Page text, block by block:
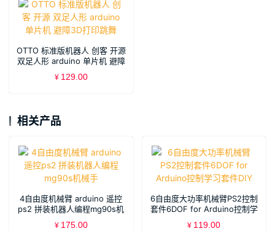
OTTO 标准版机器人 创客 开源
双足人形 arduino 单片机 避障
3D打印跳舞
¥ 129.00
相关产品
4自由度机械臂 arduino 遥控
ps2 拼装机器人编程mg90s机
械手
¥ 175.00
6自由度大功率机械臂PS2控制
套件6DOF for Arduino控制学
习套件DIY
¥ 119.00